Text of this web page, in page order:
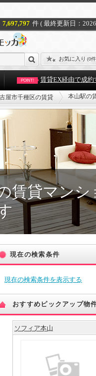
7,697,797 件 ( 最終更新日：
お気に入り (0件
POINT! 賃貸EX経由で成
屋市千種区の賃貸 本山駅の
賃貸マンシ
現在の検索条件
現在の検索条件を表示する
おすすめピックアップ物
ソフィア本山